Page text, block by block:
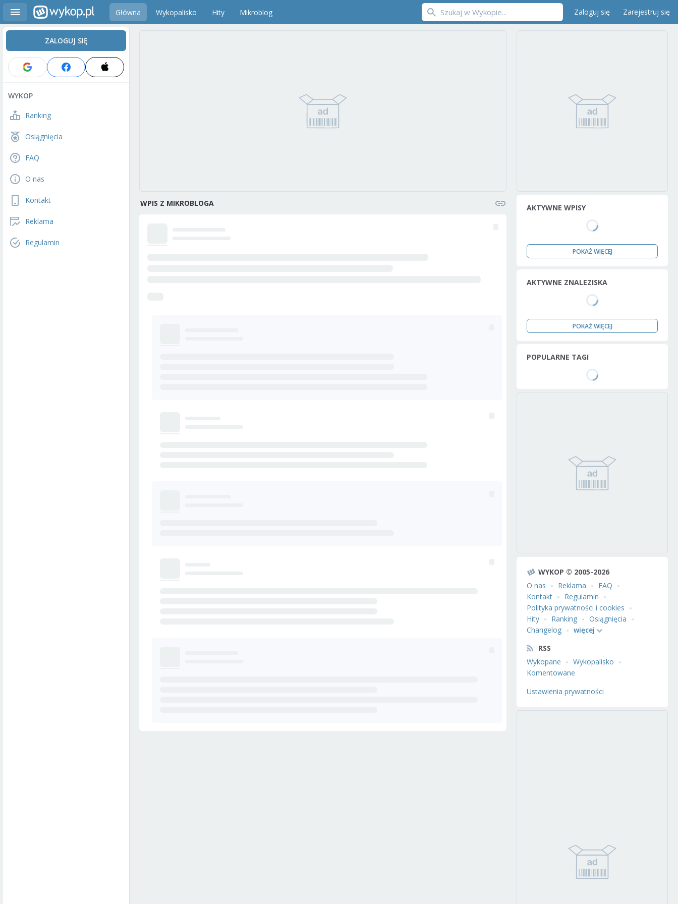
Główna Wykopalisko Hity Mikroblog Zaloguj się Zarejestruj się
ZALOGUJ SIĘ
WYKOP
Ranking
Osiągnięcia
FAQ
O nas
Kontakt
Reklama
Regulamin
WPIS Z MIKROBLOGA AKTYWNE WPISY
POKAŻ WIĘCEJ
AKTYWNE ZNALEZISKA
POKAŻ WIĘCEJ
POPULARNE TAGI
WYKOP © 2005-2026
O nas
Reklama
FAQ
Kontakt
Regulamin
Polityka prywatności i cookies
Hity
Ranking
Osiągnięcia
Changelog
więcej
RSS
Wykopane
Wykopalisko
Komentowane
Ustawienia prywatności